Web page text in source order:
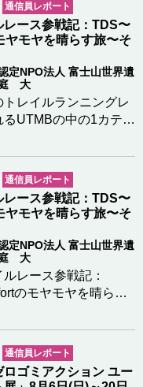
通信員レポート
レース参戦記：TDS〜
ヤモヤを晴らす旅〜そ
定NPO法人 富士山世界遺
庭 大
レイルランニングレ
るUTMBの中の1カテゴ
というレースに出場
。昨年も同レースに出
フレンチアルプスに
ボーフォー
リタイ…つづきを読
通信員レポート
レース参戦記：TDS〜
ヤモヤを晴らす旅〜そ
定NPO法人 富士山世界遺
庭 大
ルレース参戦記：
のモヤモヤを晴らす
続く)T7エイド
、T8,T9を経てT10
まで
の山越えとなりま
でベンチに座り補
通信員レポート
ロゴミアクション ユー